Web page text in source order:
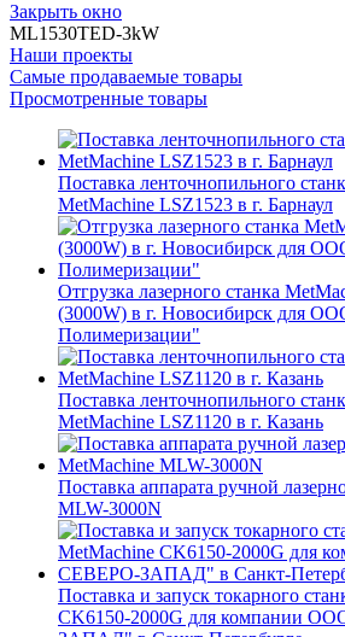
Закрыть окно
МL1530TED-3kW
Наши проекты
Самые продаваемые товары
Просмотренные товары
Поставка ленточнопильного
MetMachine LSZ1523 в г. Барнаул
Отгрузка лазерного станка
(3000W) в г. Новосибирск для
Полимеризации"
Поставка ленточнопильного
MetMachine LSZ1120 в г. Казань
Поставка аппарата ручной
MLW-3000N
Поставка и запуск токарного
CK6150-2000G для компании